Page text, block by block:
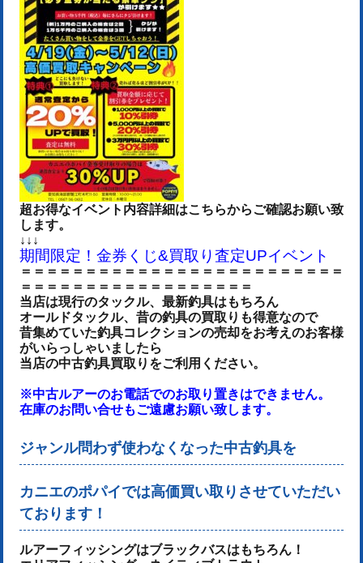
超お得なイベント内容詳細はこちらからご確認お願い致
します。
↓↓↓
期間限定！金券くじ&買取り査定UPイベント
＝＝＝＝＝＝＝＝＝＝＝＝＝＝＝＝＝＝＝＝＝＝＝＝＝
＝＝＝＝＝＝＝＝＝＝＝＝＝＝＝＝＝＝
当店は現行のタックル、最新釣具はもちろん
オールドタックル、昔の釣具の買取りも得意なので
昔集めていた釣具コレクションの売却をお考えのお客様
がいらっしゃいましたら
当店の中古釣具買取りをご利用ください。
※中古ルアーのお電話でのお取り置きはできません。
在庫のお問い合せもご遠慮お願い致します。
ジャンル問わず使わなくなった中古釣具を
カニエのポパイでは高価買い取りさせていただい
ております！
ルアーフィッシングはブラックバスはもちろん！